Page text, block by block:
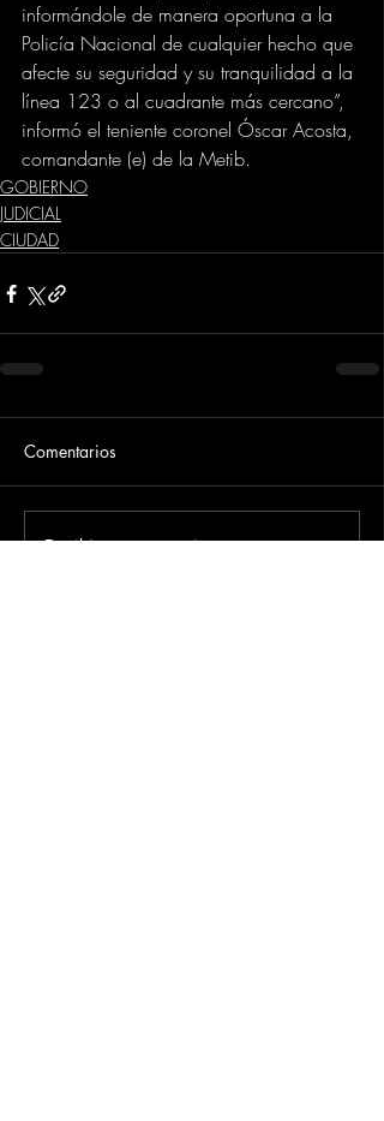
informándole de manera oportuna a la
Policía Nacional de cualquier hecho que
afecte su seguridad y su tranquilidad a la
línea 123 o al cuadrante más cercano”,
informó el teniente coronel Óscar Acosta,
comandante (e) de la Metib.
GOBIERNO
JUDICIAL
CIUDAD
Comentarios
Escribir un comentario...